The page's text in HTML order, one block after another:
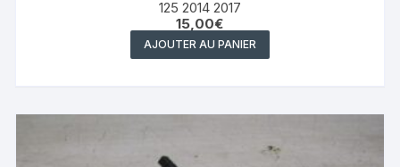
125 2014 2017
15,00€
AJOUTER AU PANIER